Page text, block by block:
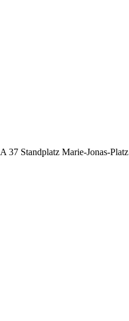
A 37 Standplatz Marie-Jonas-Platz